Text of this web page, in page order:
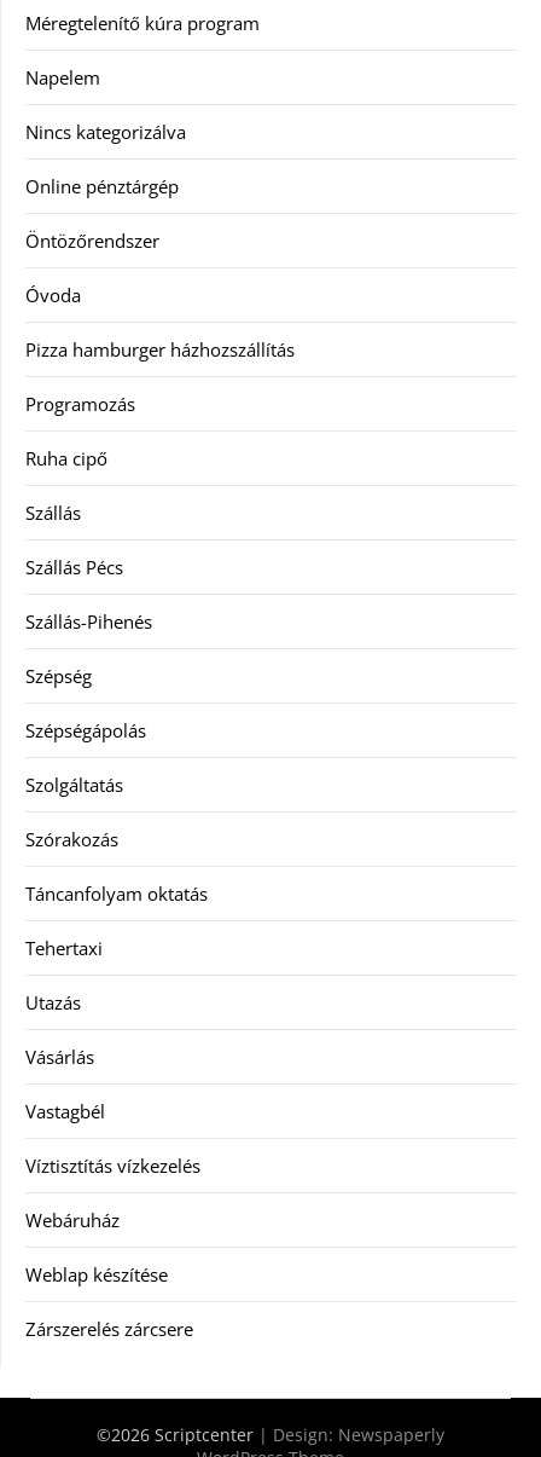
Méregtelenítő kúra program
Napelem
Nincs kategorizálva
Online pénztárgép
Öntözőrendszer
Óvoda
Pizza hamburger házhozszállítás
Programozás
Ruha cipő
Szállás
Szállás Pécs
Szállás-Pihenés
Szépség
Szépségápolás
Szolgáltatás
Szórakozás
Táncanfolyam oktatás
Tehertaxi
Utazás
Vásárlás
Vastagbél
Víztisztítás vízkezelés
Webáruház
Weblap készítése
Zárszerelés zárcsere
©2026 Scriptcenter | Design: Newspaperly